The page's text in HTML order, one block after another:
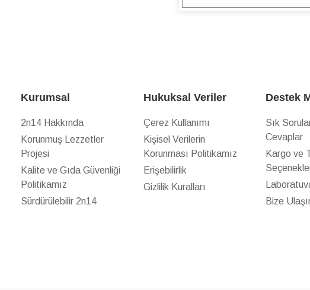
Kurumsal
2n14 Hakkında
Korunmuş Lezzetler
Projesi
Kalite ve Gıda Güvenliği
Politikamız
Sürdürülebilir 2n14
Hukuksal Veriler
Çerez Kullanımı
Kişisel Verilerin
Korunması Politikamız
Erişebilirlik
Gizlilik Kuralları
Destek
Sık
Cevaplar
Kargo ve
Bize